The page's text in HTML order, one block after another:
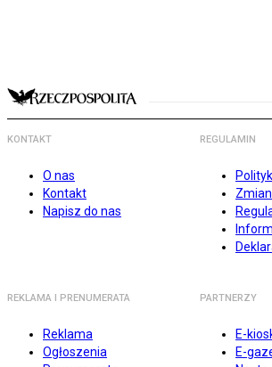
KONTAKT
O nas
Kontakt
Napisz do nas
REGULAMIN
REKLAMA I PRENUMERATA
Reklama
Ogłoszenia
PARTNERZY
E-
E-